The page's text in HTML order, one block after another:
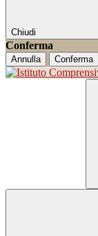
Chiudi
Conferma
Annulla Conferma